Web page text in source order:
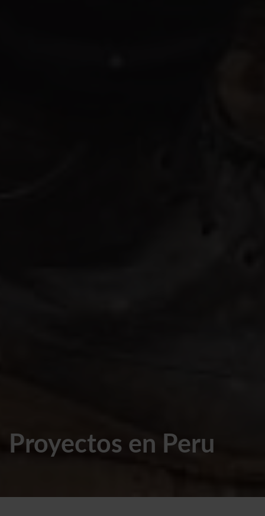
Proyectos en Peru